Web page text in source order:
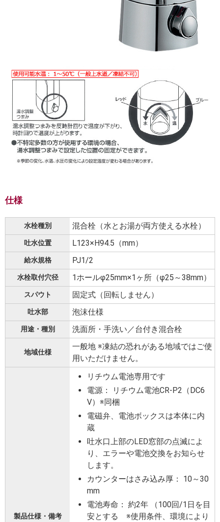
仕様
水栓種別 混合栓（水とお湯が両方使える水栓）
吐水位置 L123×H94.5（mm）
給水規格 PJ1/2
水栓取付穴径 1ホールφ25mm×1ヶ所（φ25～38mm）
スパウト 固定式（回転しません）
吐水部 泡沫仕様
用途・種別 洗面所・手洗い／台付き混合栓
地域仕様
一般地 ※凍結の恐れがある地域ではご使
用いただけません。
製品仕様・備考
リチウム電池専用です
電源： リチウム電池CR-P2（DC6
V）※同梱
電磁弁、電池ボックスは本体に内
蔵
吐水口上部のLED窓部の点滅によ
り、エラーや電池交換をお知らせ
します。
カウンターはさみ込み厚： 10～30
mm
電池寿命： 約2年 （100回/1日を目
安とする ※使用条件、環境により